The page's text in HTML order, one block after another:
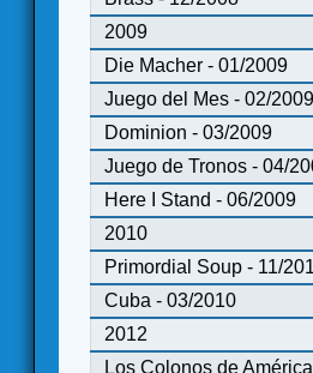
2009
Die Macher - 01/2009
Juego del Mes - 02/2009
Dominion - 03/2009
Juego de Tronos - 04/
Here I Stand - 06/2009
2010
Primordial Soup - 11/
Cuba - 03/2010
2012
Los Colonos de